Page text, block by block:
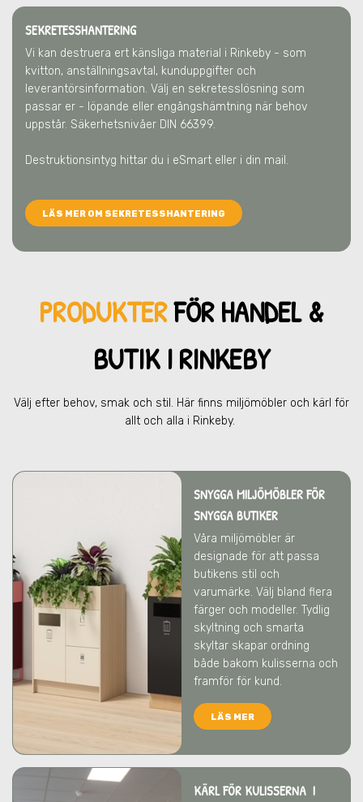
SEKRETESSHANTERING
Vi kan destruera ert känsliga material i Rinkeby - som
kvitton, anställningsavtal, kunduppgifter och
leverantörsinformation. Välj en sekretesslösning som
passar er - löpande eller engångshämtning när behov
uppstår. Säkerhetsnivåer DIN 66399.
Destruktionsintyg hittar du i eSmart eller i din mail.
LÄS MER OM SEKRETESSHANTERING
PRODUKTERFÖR HANDEL &
BUTIK I RINKEBY
Välj efter behov, smak och stil. Här finns miljömöbler och kärl för
allt och alla i Rinkeby.
SNYGGA MILJÖMÖBLER FÖR
SNYGGA BUTIKER
Våra miljömöbler är
designade för att passa
butikens stil och
varumärke. Välj bland flera
färger och modeller. Tydlig
skyltning och smarta
skyltar skapar ordning
både bakom kulisserna och
framför för kund.
LÄS MER
KÄRL FÖR KULISSERNA I